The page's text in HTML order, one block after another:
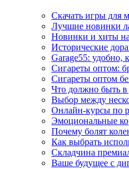
Скачать игры
Лучшие новинки
Новинки и хиты
Исторические
Garage55: удобно,
Сигареты оптом:
Сигареты оптом
Что должно быть в
Выбор между
Онлайн-курсы по
Эмоциональные
Почему болят
Как выбрать
Складчина
Ваше будущее с